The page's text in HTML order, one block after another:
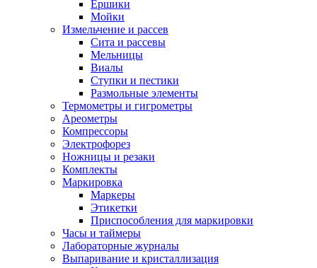
Ершики
Мойки
Измельчение и рассев
Сита и рассевы
Мельницы
Виалы
Ступки и пестики
Размольные элементы
Термометры и гигрометры
Ареометры
Компрессоры
Электрофорез
Ножницы и резаки
Комплекты
Маркировка
Маркеры
Этикетки
Приспособления для маркировки
Часы и таймеры
Лабораторные журналы
Выпаривание и кристаллизация